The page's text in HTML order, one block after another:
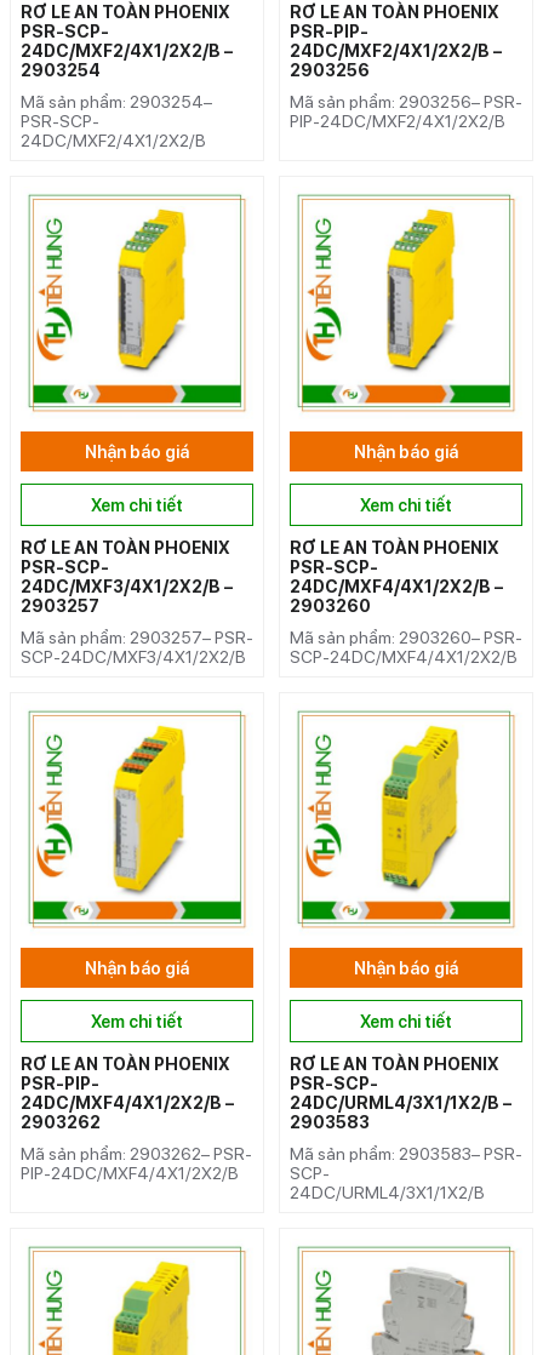
RƠ LE AN TOÀN PHOENIX
PSR-SCP-
24DC/MXF2/4X1/2X2/B –
2903254
Mã sản phẩm: 2903254–
PSR-SCP-
24DC/MXF2/4X1/2X2/B
RƠ LE AN TOÀN PHOENIX
PSR-PIP-
24DC/MXF2/4X1/2X2/B –
2903256
Mã sản phẩm: 2903256– PSR-
PIP-24DC/MXF2/4X1/2X2/B
Nhận báo giá
Xem chi tiết
RƠ LE AN TOÀN PHOENIX
PSR-SCP-
24DC/MXF3/4X1/2X2/B –
2903257
Mã sản phẩm: 2903257– PSR-
SCP-24DC/MXF3/4X1/2X2/B
Nhận báo giá
Xem chi tiết
RƠ LE AN TOÀN PHOENIX
PSR-SCP-
24DC/MXF4/4X1/2X2/B –
2903260
Mã sản phẩm: 2903260– PSR-
SCP-24DC/MXF4/4X1/2X2/B
Nhận báo giá
Xem chi tiết
RƠ LE AN TOÀN PHOENIX
PSR-PIP-
24DC/MXF4/4X1/2X2/B –
2903262
Mã sản phẩm: 2903262– PSR-
PIP-24DC/MXF4/4X1/2X2/B
Nhận báo giá
Xem chi tiết
RƠ LE AN TOÀN PHOENIX
PSR-SCP-
24DC/URML4/3X1/1X2/B –
2903583
Mã sản phẩm: 2903583– PSR-
SCP-
24DC/URML4/3X1/1X2/B